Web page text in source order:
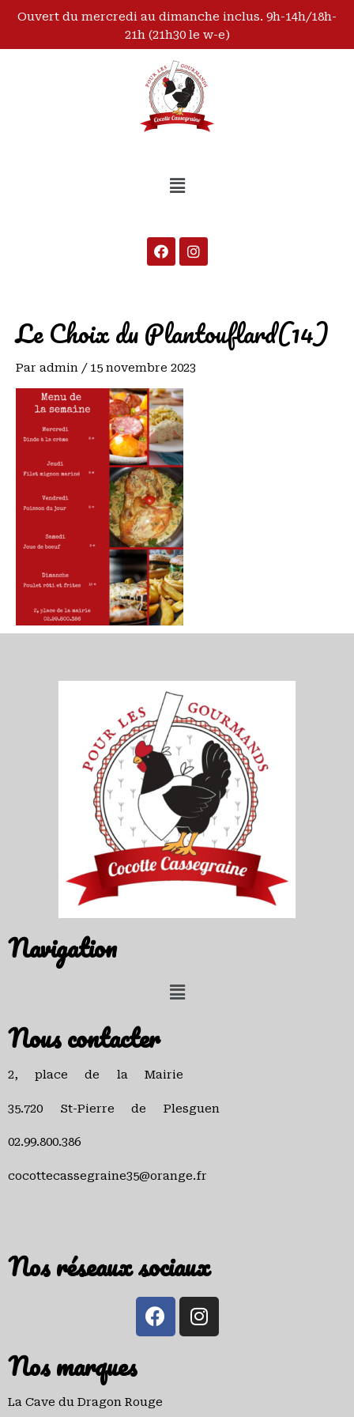
Ouvert du mercredi au dimanche inclus. 9h-14h/18h-
21h (21h30 le w-e)
Le Choix du Plantouflard(14)
Par admin / 15 novembre 2023
Navigation
Nous contacter
2, place de la Mairie
35.720 St-Pierre de Plesguen
02.99.800.386
cocottecassegraine35@orange.fr
Nos réseaux sociaux
Nos marques
La Cave du Dragon Rouge